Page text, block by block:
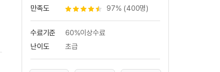
만족도
별점 4.5개 97% (400명)
수료기준
60%이상수료
난이도
초급